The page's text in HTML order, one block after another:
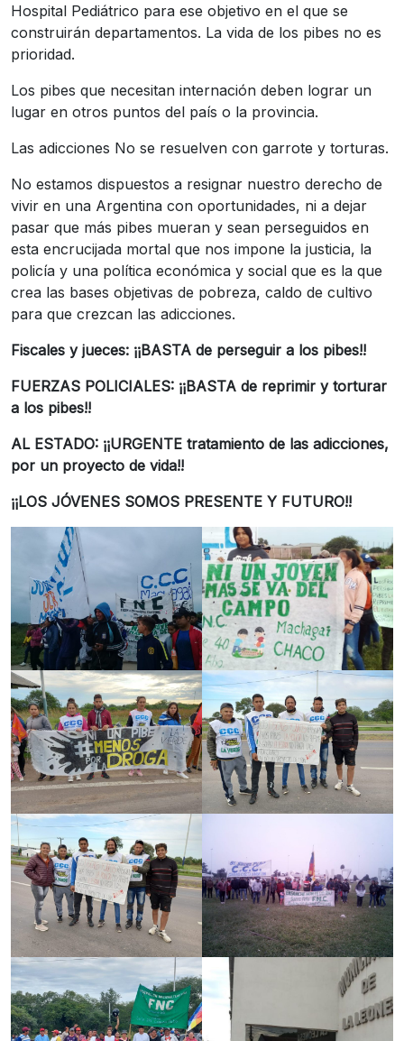
Hospital Pediátrico para ese objetivo en el que se
construirán departamentos. La vida de los pibes no es
prioridad.
Los pibes que necesitan internación deben lograr un
lugar en otros puntos del país o la provincia.
Las adicciones No se resuelven con garrote y torturas.
No estamos dispuestos a resignar nuestro derecho de
vivir en una Argentina con oportunidades, ni a dejar
pasar que más pibes mueran y sean perseguidos en
esta encrucijada mortal que nos impone la justicia, la
policía y una política económica y social que es la que
crea las bases objetivas de pobreza, caldo de cultivo
para que crezcan las adicciones.
Fiscales y jueces: ¡¡BASTA de perseguir a los pibes!!
FUERZAS POLICIALES: ¡¡BASTA de reprimir y torturar
a los pibes!!
AL ESTADO: ¡¡URGENTE tratamiento de las adicciones,
por un proyecto de vida!!
¡¡LOS JÓVENES SOMOS PRESENTE Y FUTURO!!